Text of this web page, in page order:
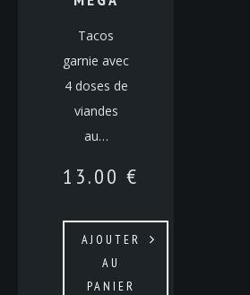
Tacos
garnie avec
4 doses de
viandes
au…
13.00 €
AJOUTER
AU
PANIER